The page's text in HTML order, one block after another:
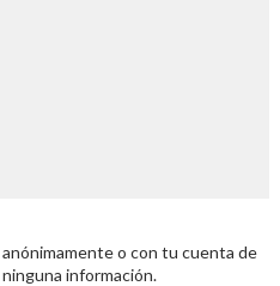
o con tu cuenta de
información.